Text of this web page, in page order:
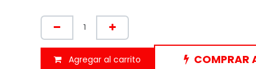
Agregar al carrito COMPRAR